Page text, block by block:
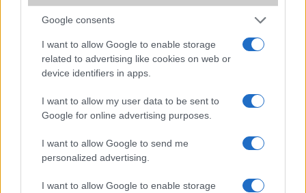
Google consents
I want to allow Google to enable storage
related to advertising like cookies on web or
device identifiers in apps.
I want to allow my user data to be sent to
Google for online advertising purposes.
I want to allow Google to send me
personalized advertising.
I want to allow Google to enable storage
Limited Edition
SAR
0,85
N/A = Nincs adat. Legutóbbi frissítés: 2026-07-13 19:00:00